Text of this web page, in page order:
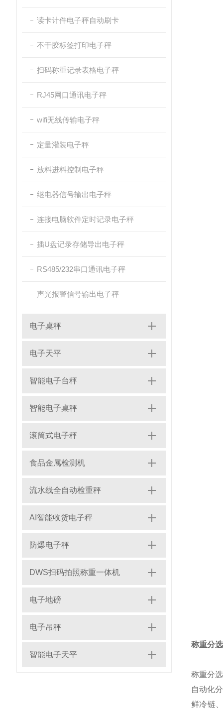
读卡计件电子秤自动刷卡
不干胶标签打印电子秤
扫码称重记录表格电子秤
RJ45网口通讯电子秤
wifi无线传输电子秤
定量灌装电子秤
放料进料控制电子秤
继电器信号输出电子秤
连接电脑软件定时记录电子秤
插U盘记录存储导出电子秤
RS485/232串口通讯电子秤
声光报警信号输出电子秤
电子桌秤
电子天平
智能电子台秤
智能电子桌秤
滚筒式电子秤
食品金属检测机
流水线全自动检重秤
AI智能收货电子秤
防爆电子秤
DWS扫码拍照称重一体机
电子地磅
电子吊秤
智能电子天平
称重分
称重分
自动化
鲜冷链